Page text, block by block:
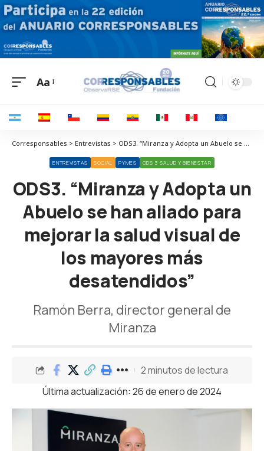
Aa
Corresponsables > Entrevistas > ODS3. “Miranza y Adopta un Abuelo se han aliado para mejorar la salud visual de los mayores más desatendidos”
ENTREVISTAS SOCIAL PYMES ODS 3 SALUD Y BIENESTAR
ODS3. “Miranza y Adopta un
Abuelo se han aliado para
mejorar la salud visual de
los mayores más
desatendidos”
Ramón Berra, director general de
Miranza
Última actualización: 26 de enero de 2024
2 minutos de lectura